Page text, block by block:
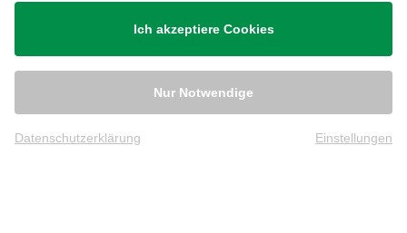
Ich akzeptiere Cookies
Nur Notwendige
Datenschutzerklärung Einstellungen